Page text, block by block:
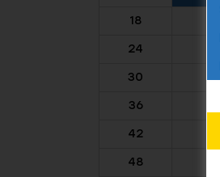
18
24
30
36
42
48